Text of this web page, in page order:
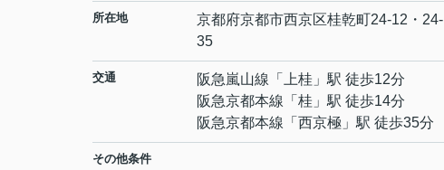
所在地 京都府京都市西京区桂乾町24-12・24-
35
交通 阪急嵐山線 「 上桂 」駅 徒歩12分
阪急京都本線 「 桂 」駅 徒歩14分
阪急京都本線 「 西京極 」駅 徒歩35分
その他条件